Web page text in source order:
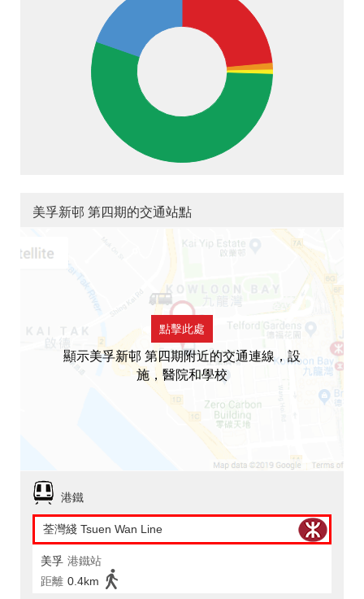
美孚新邨 第四期的交通站點
點擊此處
顯示美孚新邨 第四期附近的交通連線，設
施，醫院和學校
港鐵
荃灣綫 Tsuen Wan Line
美孚 港鐵站
距離 0.4km